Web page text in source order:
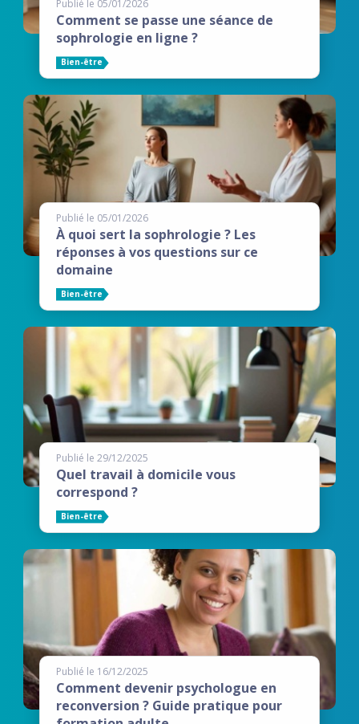
Publié le 05/01/2026
Comment se passe une séance de
sophrologie en ligne ?
Bien-être
Publié le 05/01/2026
À quoi sert la sophrologie ? Les
réponses à vos questions sur ce
domaine
Bien-être
Publié le 29/12/2025
Quel travail à domicile vous
correspond ?
Bien-être
Publié le 16/12/2025
Comment devenir psychologue en
reconversion ? Guide pratique pour